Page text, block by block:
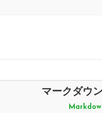
マークダウ